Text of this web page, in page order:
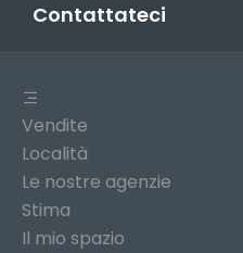
Contattateci
Vendite
Località
Le nostre agenzie
Stima
Il mio spazio